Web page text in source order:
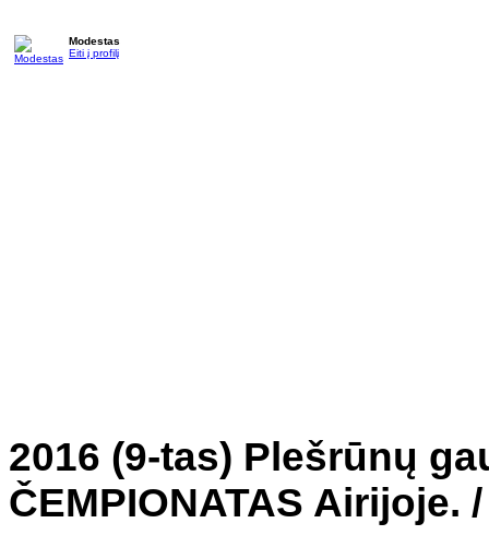
Modestas
Eiti į profilį
2016 (9-tas) Plešrūnų
ČEMPIONATAS Airijoje.